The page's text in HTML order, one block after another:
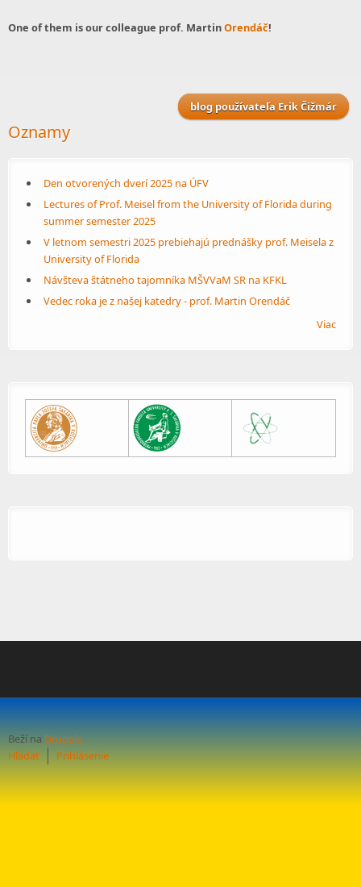
One of them is our colleague prof. MartinOrendáč!
blog používateľa Erik Čižmár
Oznamy
Den otvorených dverí 2025 na ÚFV
Lectures of Prof. Meisel from the University of Florida during
summer semester 2025
V letnom semestri 2025 prebiehajú prednášky prof. Meisela z
University of Florida
Návšteva štátneho tajomníka MŠVVaM SR na KFKL
Vedec roka je z našej katedry - prof. Martin Orendáč
Viac
Beží na Drupale
Hľadať
Prihlásenie